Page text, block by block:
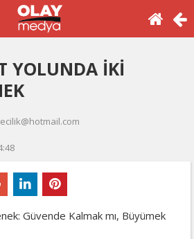
YOLUNDA İKİ
Güvende Kalmak mı, Büyümek